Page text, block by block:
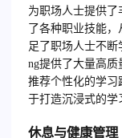
为职场人士提供了
了各种职业技能
足了职场人士不
ng提供了大量高
推荐个性化的学习
于打造沉浸式的学
休息与健康管理